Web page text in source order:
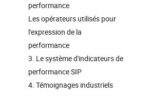
performance
Les opérateurs utilisés pour
l'expression de la
performance
3. Le système d'indicateurs de
performance SIP
4. Témoignages industriels